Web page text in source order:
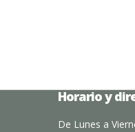
Horario y
De Lunes a